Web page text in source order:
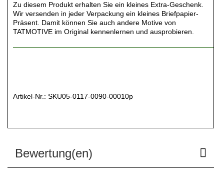
Zu diesem Produkt erhalten Sie ein kleines Extra-Geschenk.
Wir versenden in jeder Verpackung ein kleines Briefpapier-
Präsent. Damit können Sie auch andere Motive von
TATMOTIVE im Original kennenlernen und ausprobieren.
Artikel-Nr.: SKU05-0117-0090-00010p
Bewertung(en)